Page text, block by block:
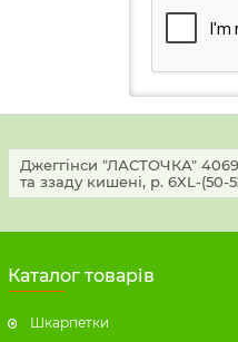
Джеггінси "ЛАСТОЧКА"
та ззаду кишені, р. 6XL-(50-
Каталог товарів
Шкарпетки